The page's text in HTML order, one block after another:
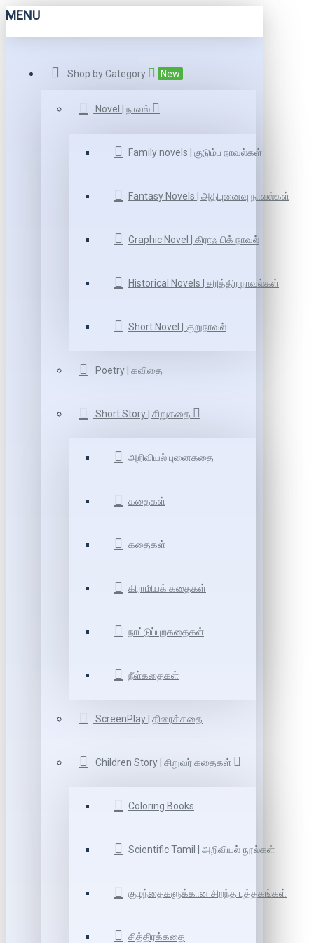
MENU
Shop by Category New
Novel | நாவல்
Family novels | குடும்ப நாவல்கள்
Fantasy Novels | அதிபுனைவு நாவல்கள்
Graphic Novel | கிராஃ பிக் நாவல்
Historical Novels | சரித்திர நாவல்கள்
Short Novel | குறுநாவல்
Poetry | கவிதை
Short Story | சிறுகதை
அறிவியல் புனைகதை
கதைகள்
கதைகள்
கிராமியக் கதைகள்
நாட்டுப்புறகதைகள்
நீள்கதைகள்
ScreenPlay | திரைக்கதை
Children Story | சிறுவர் கதைகள்
Coloring Books
Scientific Tamil | அறிவியல் நூல்கள்
குழந்தைகளுக்கான சிறந்த புத்தகங்கள்
சித்திரக்கதை